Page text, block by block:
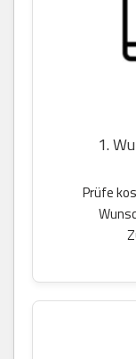
1.
Prüfe